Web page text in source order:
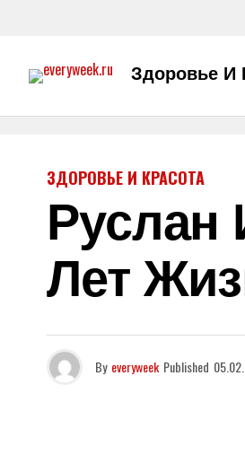
Здоровье И
ЗДОРОВЬЕ И КРАСОТА
Лет
By everyweek Published